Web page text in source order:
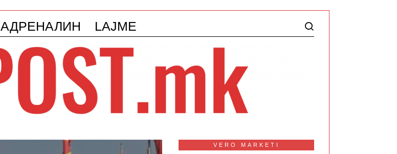
АДРЕНАЛИН LAJME
VERO MARKETI